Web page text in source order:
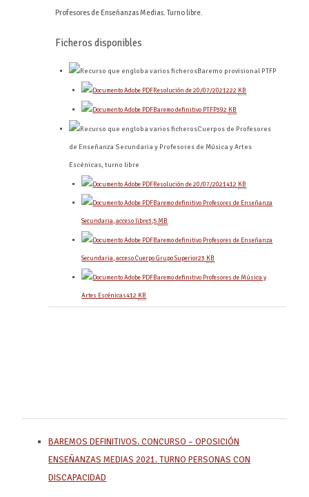
Profesores de Enseñanzas Medias. Turno libre.
Ficheros disponibles
Baremo provisional PTFP
Resolución de 20/07/2021222 KB
Baremo definitivo PTFP392 KB
Cuerpos de Profesores
de Enseñanza Secundaria y Profesores de Música y Artes
Escénicas, turno libre
Resolución de 20/07/2021412 KB
Baremo definitivo Profesores de Enseñanza
Secundaria, acceso libre3,5 MB
Baremo definitivo Profesores de Enseñanza
Secundaria, acceso Cuerpo Grupo Superior23 KB
Baremo definitivo Profesores de Música y
Artes Escénicas412 KB
BAREMOS DEFINITIVOS. CONCURSO – OPOSICIÓN
ENSEÑANZAS MEDIAS 2021. TURNO PERSONAS CON
DISCAPACIDAD